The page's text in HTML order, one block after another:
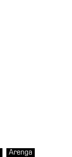
Arenga